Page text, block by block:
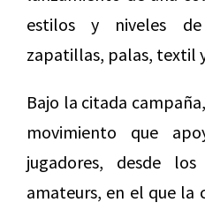
estilos y niveles
zapatillas, palas, textil
Bajo la citada
movimiento que
jugadores, desde
amateurs, en el que la